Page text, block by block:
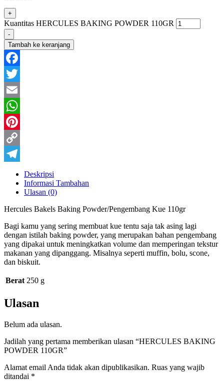
+
Kuantitas HERCULES BAKING POWDER 110GR
-
Tambah ke keranjang
Facebook
Twitter
Email
WhatsApp
Pinterest
Copy
Telegram
Deskripsi
Informasi Tambahan
Ulasan (0)
Hercules Bakels Baking Powder/Pengembang Kue 110gr
Bagi kamu yang sering membuat kue tentu saja tak asing lagi
dengan istilah baking powder, yang merupakan bahan pengembang
yang dipakai untuk meningkatkan volume dan memperingan tekstur
makanan yang dipanggang. Misalnya seperti muffin, bolu, scone,
dan biskuit.
Berat 250 g
Ulasan
Belum ada ulasan.
Jadilah yang pertama memberikan ulasan “HERCULES BAKING
POWDER 110GR”
Alamat email Anda tidak akan dipublikasikan. Ruas yang wajib
ditandai *